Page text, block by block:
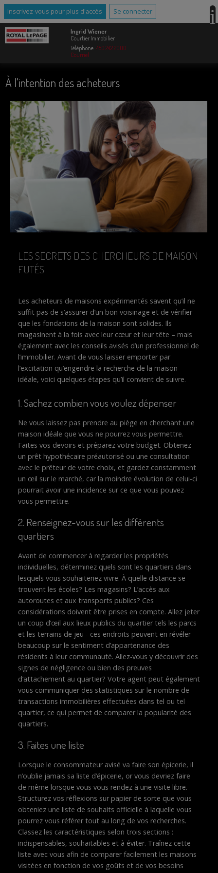
Inscrivez-vous pour plus d'accès Se connecter
Ingrid Wiener
Courtier Immobilier
Téléphone :450.242.2000
Courriel
À l'intention des acheteurs
LES SECRETS DES CHERCHEURS DE MAISON
FUTÉS
Les acheteurs de maisons expérimentés savent qu’il ne
suffit pas de s’assurer d’un bon voisinage et de vérifier
que les fondations de la maison sont solides. Ils
magasinent à la fois avec leur cœur et leur tête – mais
également avec les conseils avisés d’un professionnel de
l’immobilier. Avant de vous laisser emporter par
l’excitation qu’engendre la recherche de la maison
idéale, voici quelques étapes qu’il convient de suivre.
1. Sachez combien vous voulez dépenser
Ne vous laissez pas prendre au piège en cherchant une
maison idéale que vous ne pourrez vous permettre.
Faites vos devoirs et préparez votre budget. Obtenez
un prêt hypothécaire préautorisé ou une consultation
avec le prêteur de votre choix, et gardez constamment
un œil sur le marché, car la moindre évolution de celui-ci
pourrait avoir une incidence sur ce que vous pouvez
vous permettre.
2. Renseignez-vous sur les différents
quartiers
Avant de commencer à regarder les propriétés
individuelles, déterminez quels sont les quartiers dans
lesquels vous souhaiteriez vivre. À quelle distance se
trouvent les écoles? Les magasins? L’accès aux
autoroutes et aux transports publics? Ces
considérations doivent être prises en compte. Allez jeter
un coup d’œil aux lieux publics du quartier tels les parcs
et les terrains de jeu - ces endroits peuvent en révéler
beaucoup sur le sentiment d’appartenance des
résidents à leur communauté. Allez-vous y découvrir des
signes de négligence ou bien des preuves
d’attachement au quartier? Votre agent peut également
vous communiquer des statistiques sur le nombre de
transactions immobilières effectuées dans tel ou tel
quartier, ce qui permet de comparer la popularité des
quartiers.
3. Faites une liste
Lorsque le consommateur avisé va faire son épicerie, il
n’oublie jamais sa liste d’épicerie, or vous devriez faire
de même lorsque vous vous rendez à une visite libre.
Structurez vos réflexions sur papier de sorte que vous
obteniez une liste de souhaits officielle à laquelle vous
pourrez vous référer tout au long de vos recherches.
Classez les caractéristiques selon trois sections :
indispensables, souhaitables et à éviter. Traînez cette
liste avec vous afin de comparer facilement les maisons
visitées en fonction de vos goûts et de vos besoins